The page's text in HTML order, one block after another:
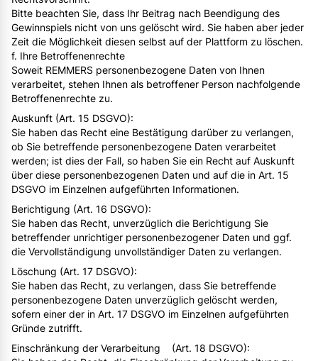
Bitte beachten Sie, dass Ihr Beitrag nach Beendigung des
Gewinnspiels nicht von uns gelöscht wird. Sie haben aber jeder
Zeit die Möglichkeit diesen selbst auf der Plattform zu löschen.
f. Ihre Betroffenenrechte
Soweit REMMERS personenbezogene Daten von Ihnen
verarbeitet, stehen Ihnen als betroffener Person nachfolgende
Betroffenenrechte zu.
Auskunft (Art. 15 DSGVO):
Sie haben das Recht eine Bestätigung darüber zu verlangen,
ob Sie betreffende personenbezogene Daten verarbeitet
werden; ist dies der Fall, so haben Sie ein Recht auf Auskunft
über diese personenbezogenen Daten und auf die in Art. 15
DSGVO im Einzelnen aufgeführten Informationen.
Berichtigung (Art. 16 DSGVO):
Sie haben das Recht, unverzüglich die Berichtigung Sie
betreffender unrichtiger personenbezogener Daten und ggf.
die Vervollständigung unvollständiger Daten zu verlangen.
Löschung (Art. 17 DSGVO):
Sie haben das Recht, zu verlangen, dass Sie betreffende
personenbezogene Daten unverzüglich gelöscht werden,
sofern einer der in Art. 17 DSGVO im Einzelnen aufgeführten
Gründe zutrifft.
Einschränkung der Verarbeitung (Art. 18 DSGVO):